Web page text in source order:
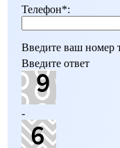
Телефон*:
Введите ваш номер
Введите ответ
-